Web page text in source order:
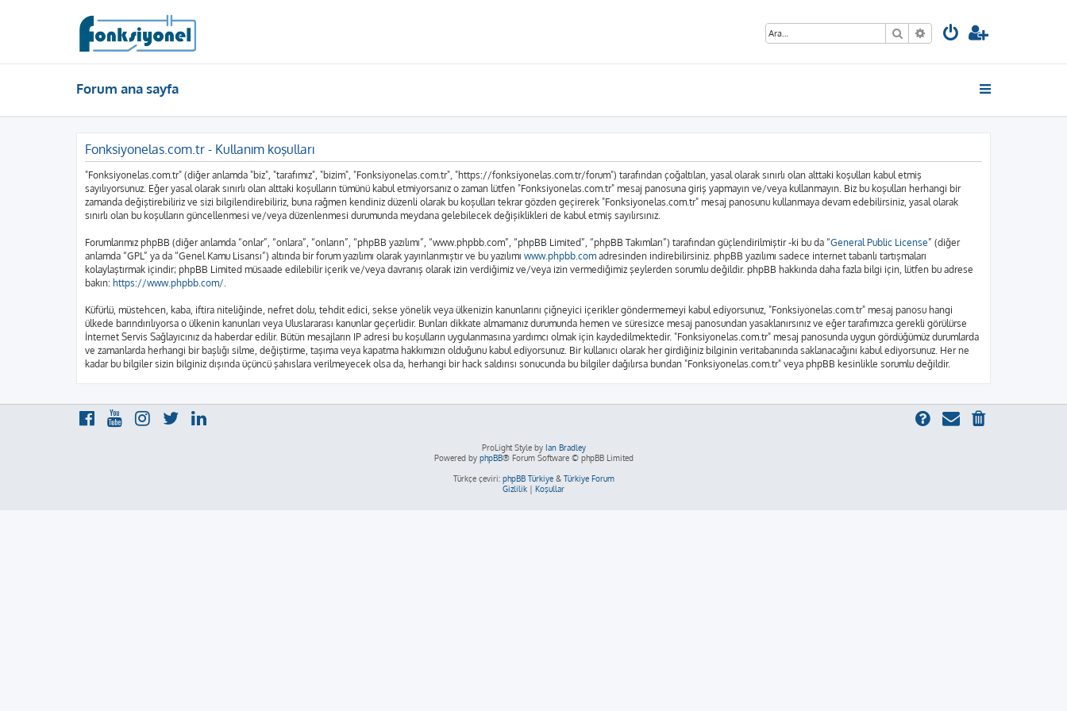
Ara Gelişmiş arama
Forum ana sayfa
Fonksiyonelas.com.tr - Kullanım koşulları
"Fonksiyonelas.com.tr" (diğer anlamda "biz", "tarafımız", "bizim", "Fonksiyonelas.com.tr", "https://fonksiyonelas.com.tr/forum") tarafından çoğaltılan, yasal olarak sınırlı olan alttaki koşulları kabul etmiş
sayılıyorsunuz. Eğer yasal olarak sınırlı olan alttaki koşulların tümünü kabul etmiyorsanız o zaman lütfen "Fonksiyonelas.com.tr" mesaj panosuna giriş yapmayın ve/veya kullanmayın. Biz bu koşulları herhangi bir
zamanda değiştirebiliriz ve sizi bilgilendirebiliriz, buna rağmen kendiniz düzenli olarak bu koşulları tekrar gözden geçirerek "Fonksiyonelas.com.tr" mesaj panosunu kullanmaya devam edebilirsiniz, yasal olarak
sınırlı olan bu koşulların güncellenmesi ve/veya düzenlenmesi durumunda meydana gelebilecek değişiklikleri de kabul etmiş sayılırsınız.
Forumlarımız phpBB (diğer anlamda “onlar”, “onlara”, “onların”, “phpBB yazılımı”, “www.phpbb.com”, “phpBB Limited”, “phpBB Takımları”) tarafından güçlendirilmiştir -ki bu da “General Public License” (diğer
anlamda “GPL” ya da “Genel Kamu Lisansı”) altında bir forum yazılımı olarak yayınlanmıştır ve bu yazılımı www.phpbb.com adresinden indirebilirsiniz. phpBB yazılımı sadece internet tabanlı tartışmaları
kolaylaştırmak içindir; phpBB Limited müsaade edilebilir içerik ve/veya davranış olarak izin verdiğimiz ve/veya izin vermediğimiz şeylerden sorumlu değildir. phpBB hakkında daha fazla bilgi için, lütfen bu adrese
bakın: https://www.phpbb.com/.
Küfürlü, müstehcen, kaba, iftira niteliğinde, nefret dolu, tehdit edici, sekse yönelik veya ülkenizin kanunlarını çiğneyici içerikler göndermemeyi kabul ediyorsunuz, "Fonksiyonelas.com.tr" mesaj panosu hangi
ülkede barındırılıyorsa o ülkenin kanunları veya Uluslararası kanunlar geçerlidir. Bunları dikkate almamanız durumunda hemen ve süresizce mesaj panosundan yasaklanırsınız ve eğer tarafımızca gerekli görülürse
İnternet Servis Sağlayıcınız da haberdar edilir. Bütün mesajların IP adresi bu koşulların uygulanmasına yardımcı olmak için kaydedilmektedir. "Fonksiyonelas.com.tr" mesaj panosunda uygun gördüğümüz durumlarda
ve zamanlarda herhangi bir başlığı silme, değiştirme, taşıma veya kapatma hakkımızın olduğunu kabul ediyorsunuz. Bir kullanıcı olarak her girdiğiniz bilginin veritabanında saklanacağını kabul ediyorsunuz. Her ne
kadar bu bilgiler sizin bilginiz dışında üçüncü şahıslara verilmeyecek olsa da, herhangi bir hack saldırısı sonucunda bu bilgiler dağılırsa bundan "Fonksiyonelas.com.tr" veya phpBB kesinlikle sorumlu değildir.
ProLight Style by Ian Bradley
Powered by phpBB® Forum Software © phpBB Limited
Türkçe çeviri: phpBB Türkiye& Türkiye Forum
Gizlilik | Koşullar